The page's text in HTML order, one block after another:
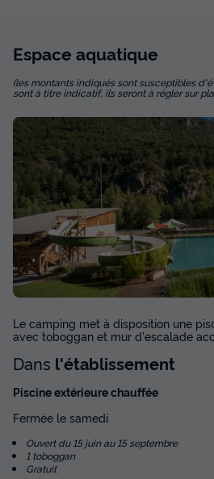
Espace aquatique
(les montants indiqués sont susceptibles
sont à titre indicatif, ils seront à régler sur
Le camping met à disposition une
avec toboggan et mur d'escalade
Dans l'établissement
Piscine extérieure chauffée
Fermée le samedi
Ouvert du 15 juin au 15 septembre
1 toboggan
Gratuit